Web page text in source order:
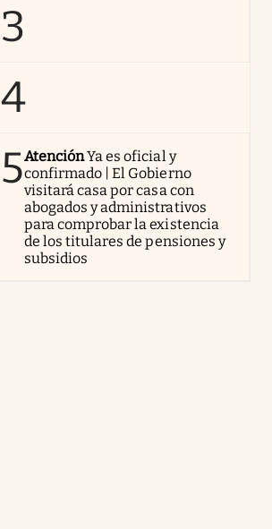
3
4
5AtenciónYa es oficial y
confirmado | El Gobierno
visitará casa por casa con
abogados y administrativos
para comprobar la existencia
de los titulares de pensiones y
subsidios